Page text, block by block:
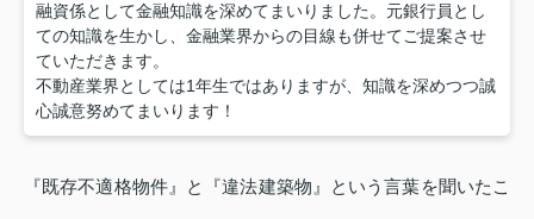
融資係として金融知識を深めてまいりました。元銀行員とし
ての知識を生かし、金融業界からの目線も併せてご提案させ
ていただきます。
不動産業界としては1年生ではありますが、知識を深めつつ誠
心誠意努めてまいります！
『既存不適格物件』と『違法建築物』という言葉を聞いたこ